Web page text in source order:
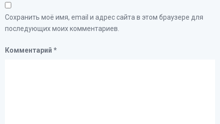
Сохранить моё имя, email и адрес сайта в этом браузере для
последующих моих комментариев.
Комментарий *